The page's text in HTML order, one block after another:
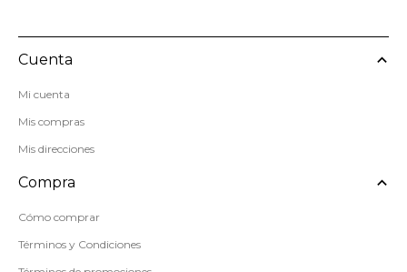
Cuenta
Mi cuenta
Mis compras
Mis direcciones
Compra
Cómo comprar
Términos y Condiciones